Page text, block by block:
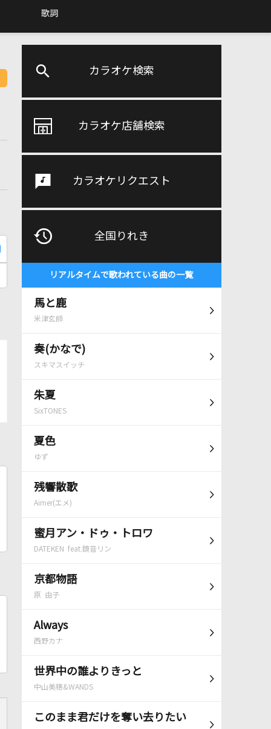
歌詞
カラオケ検索
カラオケ店舗検索
カラオケリクエスト
全国りれき
リアルタイムで歌われている曲の一覧
馬と鹿
米津玄師
奏(かなで)
スキマスイッチ
朱夏
SixTONES
夏色
ゆず
残響散歌
Aimer(エメ)
蜜月アン・ドゥ・トロワ
DATEKEN feat.鏡音リン
京都物語
原 由子
Always
西野カナ
世界中の誰よりきっと
中山美穂&WANDS
このまま君だけを奪い去りたい